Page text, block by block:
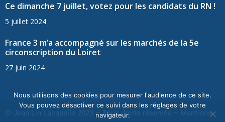
Ce dimanche 7 juillet, votez pour les candidats du RN !
5 juillet 2024
France 3 m’a accompagné sur les marchés de la 5e
circonscription du Loiret
27 juin 2024
© Jean-Lin Lacapelle 2023 – Tous droits réservés – Mentions
Nous utilisons des cookies pour mesurer l'audience de ce site.
Vous pouvez désactiver ce suivi dans les réglages de votre
navigateur.